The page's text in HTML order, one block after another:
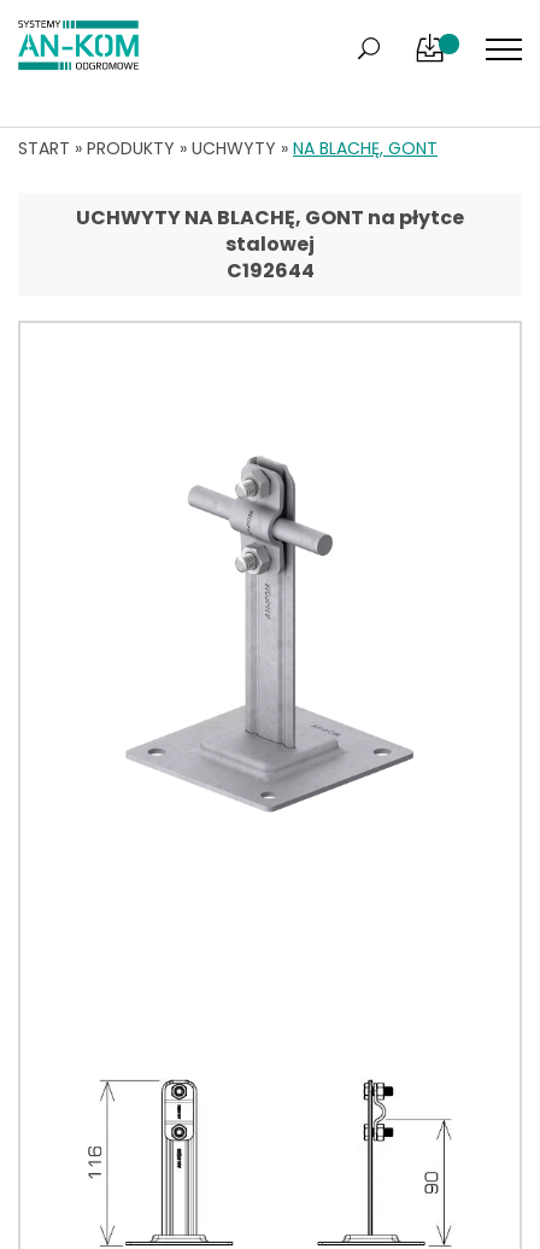
START » PRODUKTY » UCHWYTY » NA BLACHĘ, GONT
UCHWYTY NA BLACHĘ, GONT na płytce
stalowej
C192644